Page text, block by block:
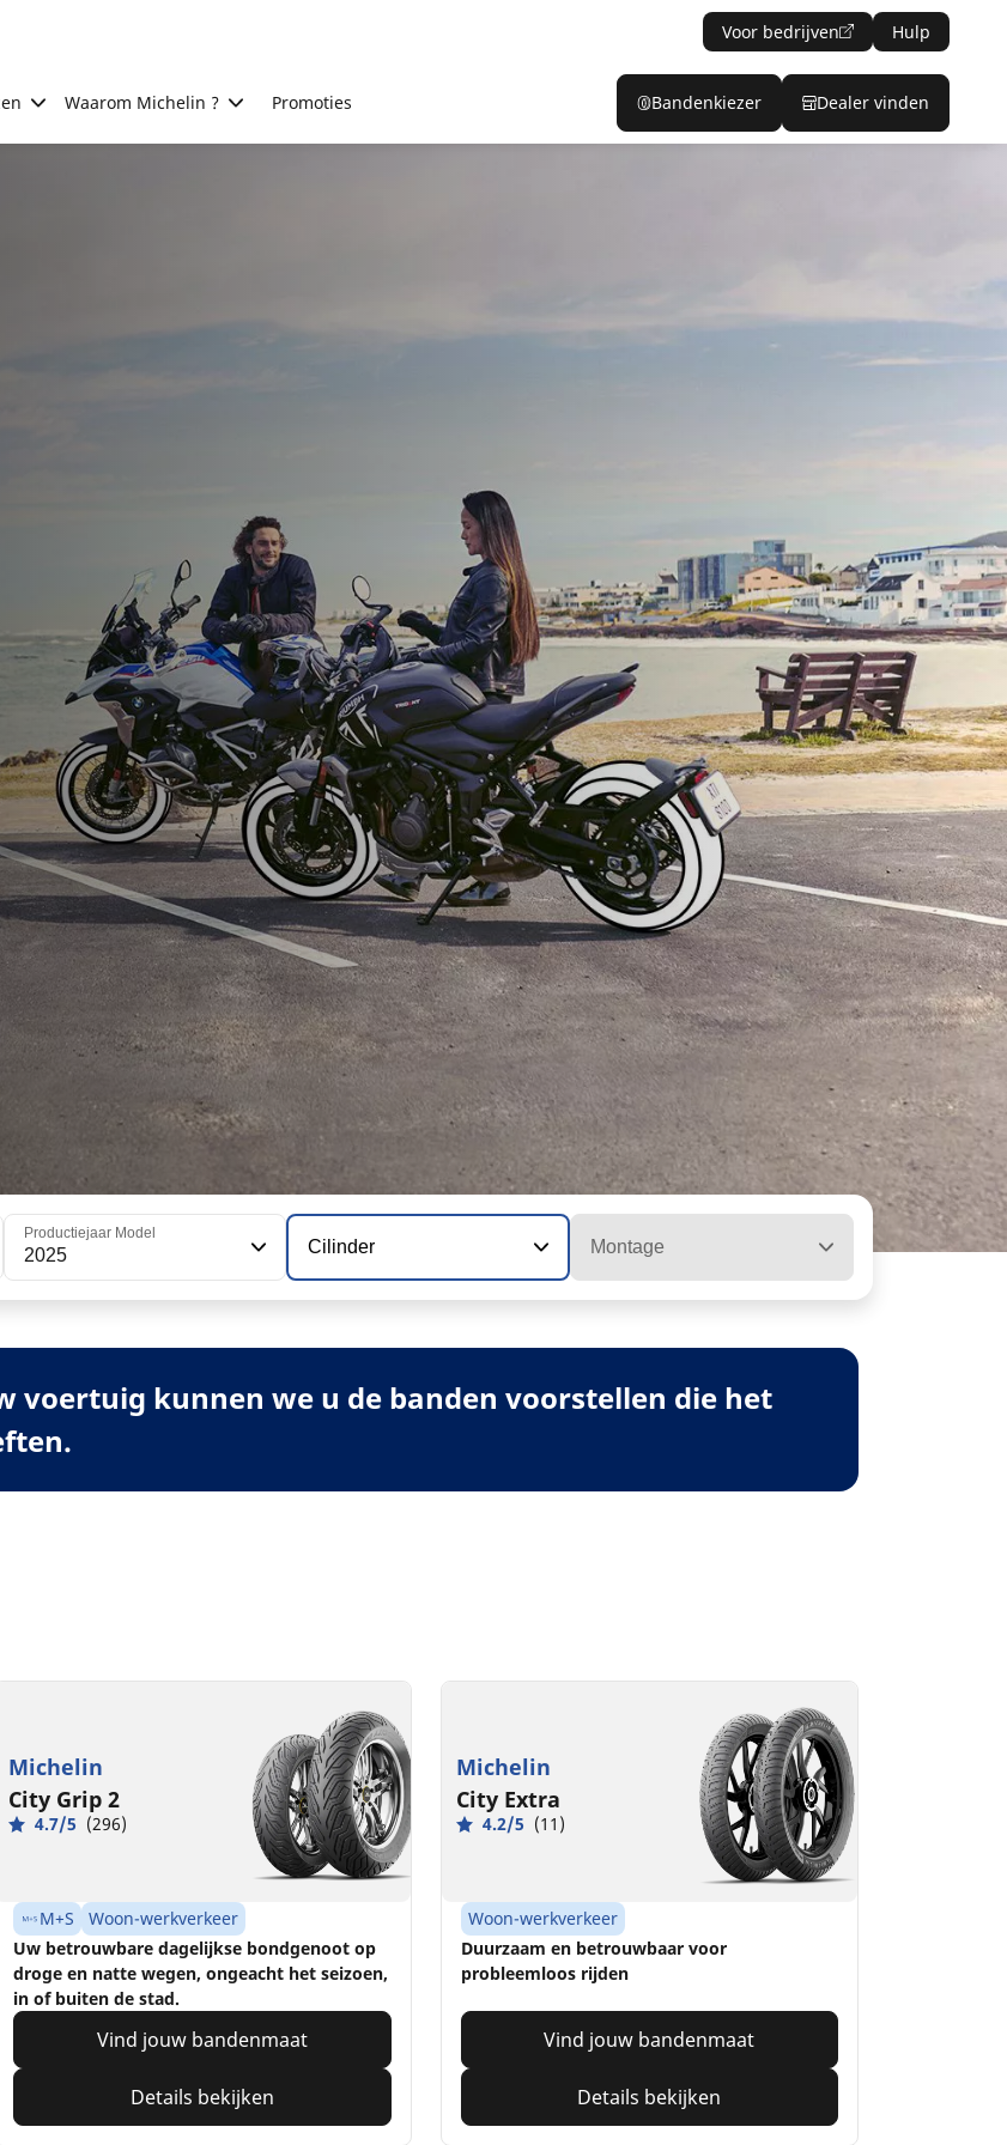
Voor bedrijven Hulp
Waarom Michelin ? Promoties Bandenkiezer Dealer vinden
Productiejaar Model
2025 Cilinder Montage
voertuig kunnen we u de banden voorstellen die het
Michelin
City Grip 2
4.7/5 (296)
M+S
Woon-werkverkeer
Uw betrouwbare dagelijkse bondgenoot op
droge en natte wegen, ongeacht het seizoen,
in of buiten de stad.
Vind jouw bandenmaat
Details bekijken
Michelin
City Extra
4.2/5 (11)
Woon-werkverkeer
Duurzaam en betrouwbaar voor
probleemloos rijden
Vind jouw bandenmaat
Details bekijken